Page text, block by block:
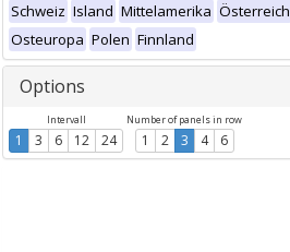
Schweiz Island Mittelamerika Österreich
Osteuropa Polen Finnland
Options
Intervall
1 3 6 12 24
Number of panels in row
1 2 3 4 6